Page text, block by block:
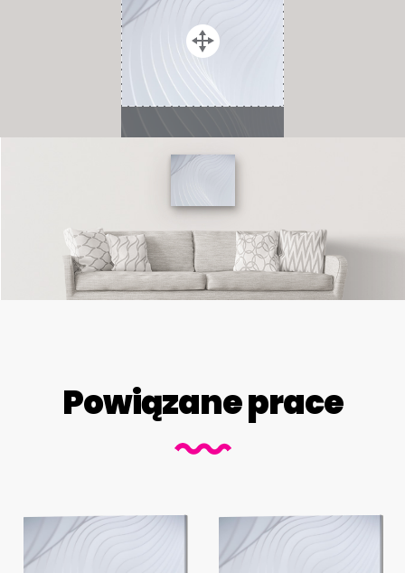
Powiązane prace